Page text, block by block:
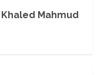
Mahmud